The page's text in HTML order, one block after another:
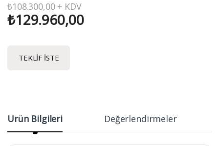
₺108.300,00+ KDV
₺129.960,00
TEKLIF İSTE
Ürün Bilgileri Değerlendirmeler